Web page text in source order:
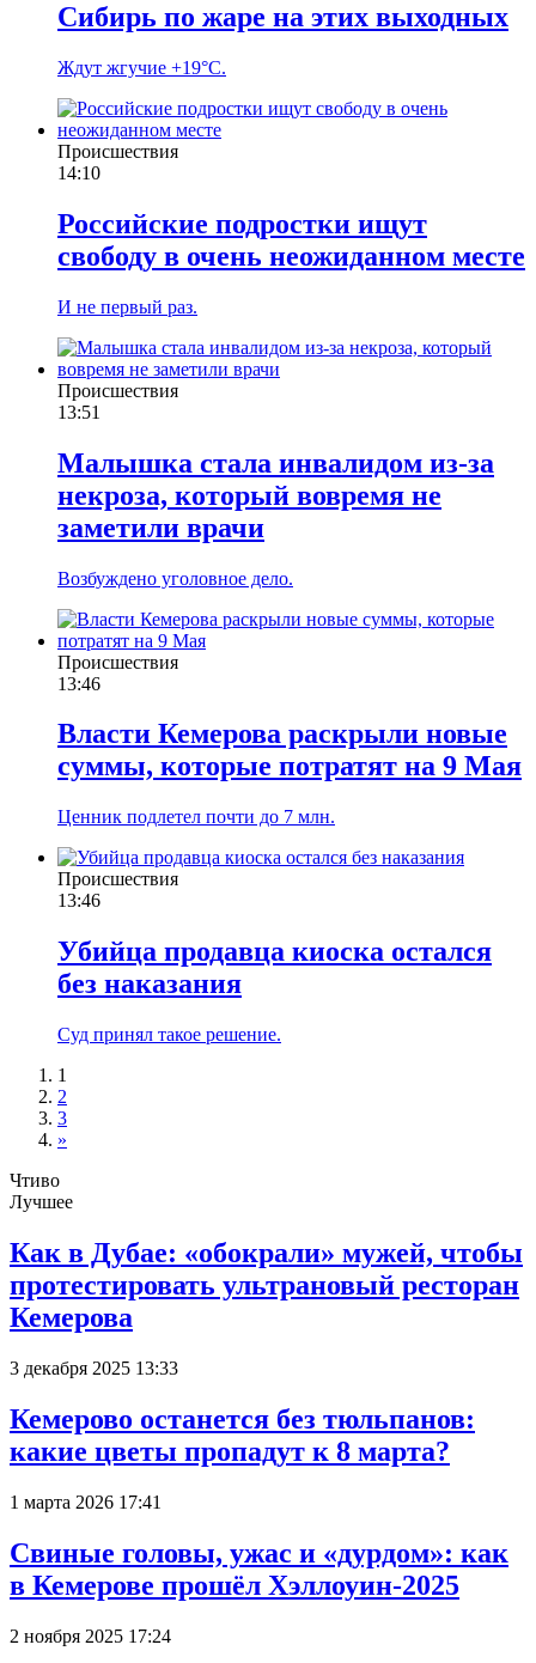
Сибирь по жаре на этих выходных
Ждут жгучие +19°C.
Происшествия
14:10
Российские подростки ищут
свободу в очень неожиданном месте
И не первый раз.
Происшествия
13:51
Малышка стала инвалидом из-за
некроза, который вовремя не
заметили врачи
Возбуждено уголовное дело.
Происшествия
13:46
Власти Кемерова раскрыли новые
суммы, которые потратят на 9 Мая
Ценник подлетел почти до 7 млн.
Происшествия
13:46
Убийца продавца киоска остался
без наказания
Суд принял такое решение.
1
2
3
»
Чтиво
Лучшее
Как в Дубае: «обокрали» мужей, чтобы
протестировать ультрановый ресторан
Кемерова
3 декабря 2025 13:33
Кемерово останется без тюльпанов:
какие цветы пропадут к 8 марта?
1 марта 2026 17:41
Свиные головы, ужас и «дурдом»: как
в Кемерове прошёл Хэллоуин-2025
2 ноября 2025 17:24